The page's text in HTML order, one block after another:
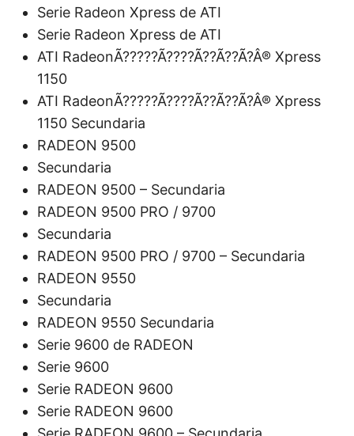
Serie Radeon Xpress de ATI
Serie Radeon Xpress de ATI
ATI RadeonÃ?????Ã????Ã??Ã??Ã?Â® Xpress
1150
ATI RadeonÃ?????Ã????Ã??Ã??Ã?Â® Xpress
1150 Secundaria
RADEON 9500
Secundaria
RADEON 9500 – Secundaria
RADEON 9500 PRO / 9700
Secundaria
RADEON 9500 PRO / 9700 – Secundaria
RADEON 9550
Secundaria
RADEON 9550 Secundaria
Serie 9600 de RADEON
Serie 9600
Serie RADEON 9600
Serie RADEON 9600